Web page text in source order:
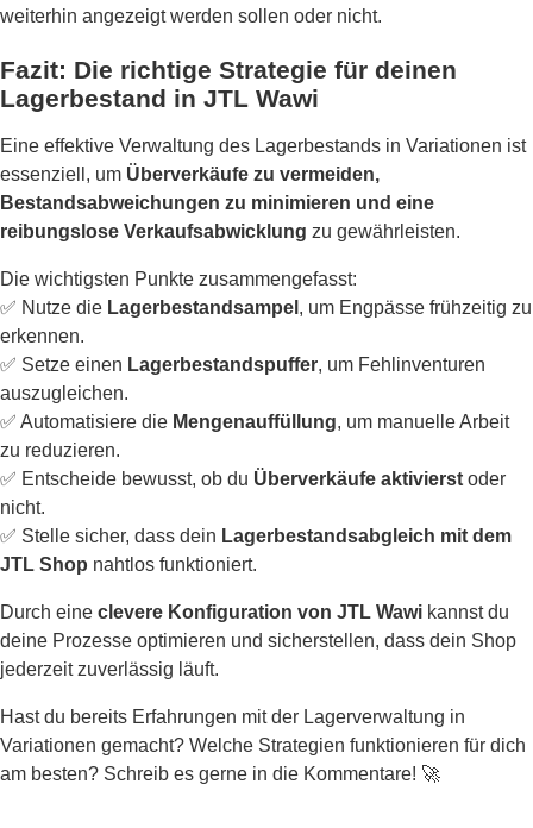
weiterhin angezeigt werden sollen oder nicht.
Fazit: Die richtige Strategie für deinen
Lagerbestand in JTL Wawi
Eine effektive Verwaltung des Lagerbestands in Variationen ist
essenziell, um Überverkäufe zu vermeiden,
Bestandsabweichungen zu minimieren und eine
reibungslose Verkaufsabwicklung zu gewährleisten.
Die wichtigsten Punkte zusammengefasst:
✅ Nutze die Lagerbestandsampel , um Engpässe frühzeitig zu
erkennen.
✅ Setze einen Lagerbestandspuffer, um Fehlinventuren
auszugleichen.
✅ Automatisiere die Mengenauffüllung, um manuelle Arbeit
zu reduzieren.
✅ Entscheide bewusst, ob du Überverkäufe aktivierst oder
nicht.
✅ Stelle sicher, dass dein Lagerbestandsabgleich mit dem
JTL Shop nahtlos funktioniert.
Durch eine clevere Konfiguration von JTL Wawi kannst du
deine Prozesse optimieren und sicherstellen, dass dein Shop
jederzeit zuverlässig läuft.
Hast du bereits Erfahrungen mit der Lagerverwaltung in
Variationen gemacht? Welche Strategien funktionieren für dich
am besten? Schreib es gerne in die Kommentare! 🚀